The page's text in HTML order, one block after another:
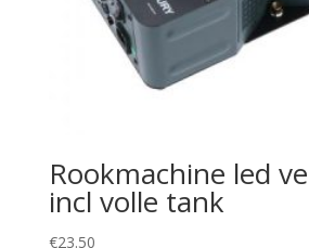
Rookmachine led
incl volle tank
€23.50